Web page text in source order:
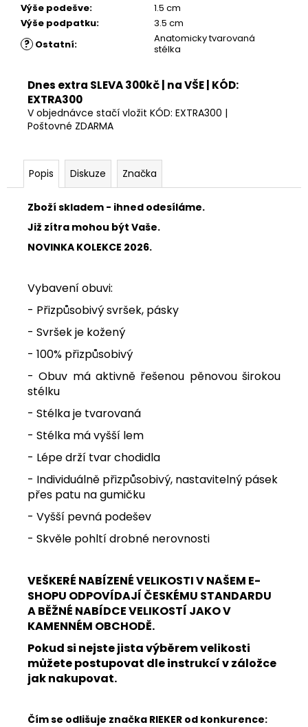
Výše podešve:
1.5 cm
Výše podpatku: 3.5 cm
? Ostatní:
Anatomicky tvarovaná
stélka
Dnes extra SLEVA 300kč | na VŠE | KÓD:
EXTRA300
V objednávce stačí vložit KÓD: EXTRA300 |
Poštovné ZDARMA
Popis Diskuze Značka
Zboží skladem - ihned odesíláme.
Již zítra mohou být Vaše.
NOVINKA KOLEKCE 2026.
Vybavení obuvi:
- Přizpůsobivý svršek, pásky
- Svršek je kožený
- 100% přizpůsobivý
- Obuv má aktivně řešenou pěnovou širokou
stélku
- Stélka je tvarovaná
- Stélka má vyšší lem
- Lépe drží tvar chodidla
- Individuálně přizpůsobivý, nastavitelný pásek
přes patu na gumičku
- Vyšší pevná podešev
- Skvěle pohltí drobné nerovnosti
VEŠKERÉ NABÍZENÉ VELIKOSTI V NAŠEM E-
SHOPU ODPOVÍDAJÍ ČESKÉMU STANDARDU
A BĚŽNÉ NABÍDCE VELIKOSTÍ JAKO V
KAMENNÉM OBCHODĚ.
Pokud si nejste jista výběrem velikosti
můžete postupovat dle instrukcí v záložce
jak nakupovat.
Čím se odlišuje značka RIEKER od konkurence: